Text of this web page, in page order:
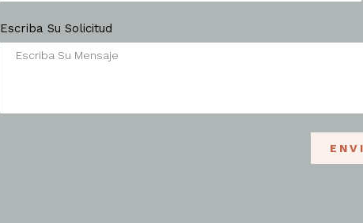
Escriba Su Solicitud